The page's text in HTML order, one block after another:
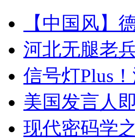
【中国风】
河北无腿老
信号灯Plus
美国发言人
现代密码学